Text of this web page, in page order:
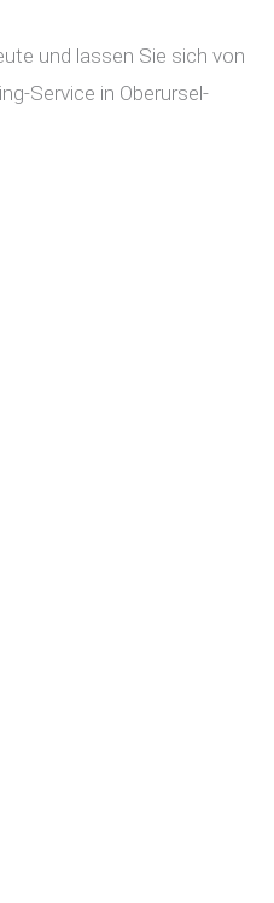
und lassen Sie sich von
Service in Oberursel-